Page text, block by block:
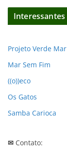
q
s
Interessantes
Projeto Verde Mar
Mar Sem Fim
((o))eco
Os Gatos
Samba Carioca
✉ Contato: